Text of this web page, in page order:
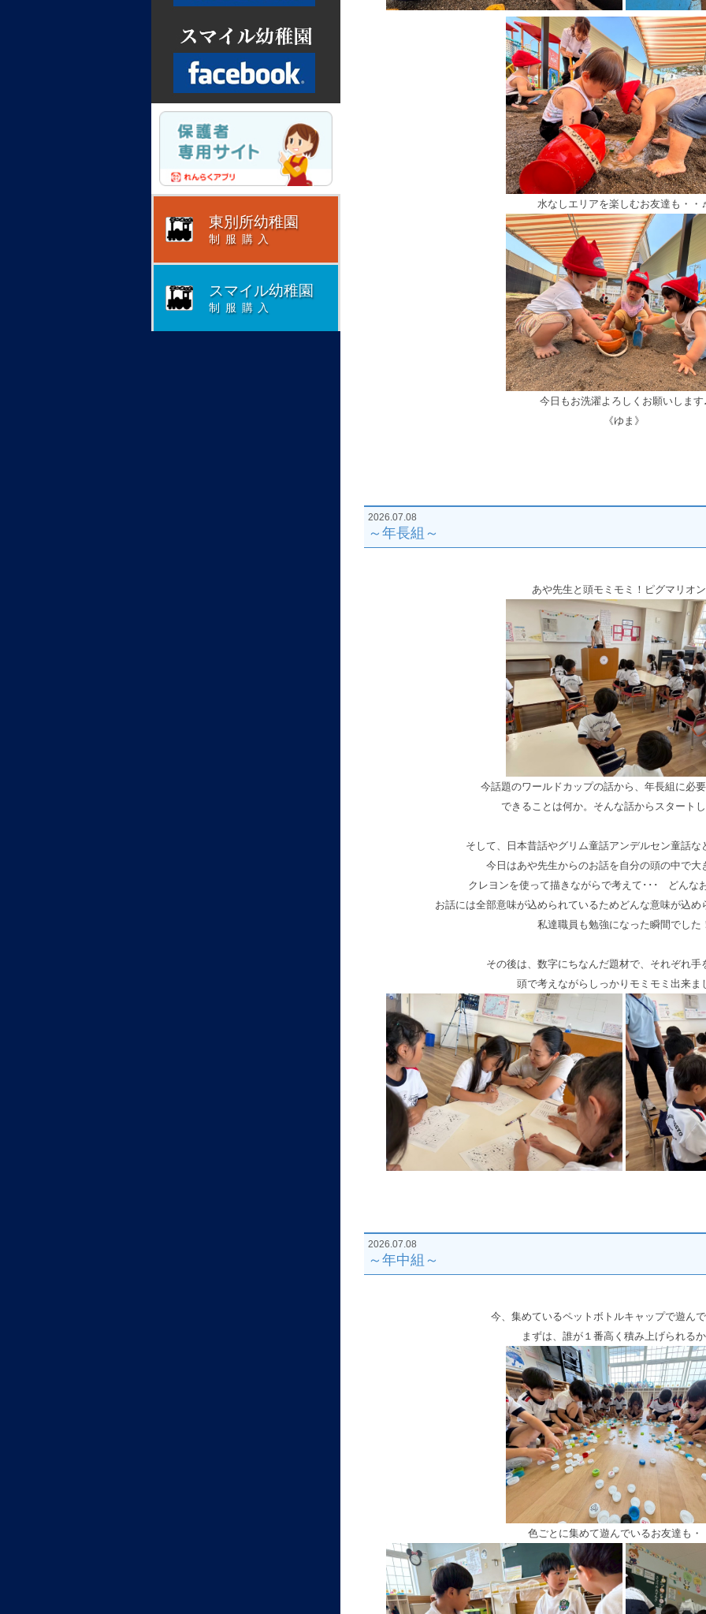
水なしエリアを楽しむお友達も・
今日もお洗濯よろしくお願いします
《ゆま》
2026.07.08
～年長組～
あや先生と頭モミモミ！ピグマリオ
今話題のワールドカップの話から、年長組に必
できることは何か。そんな話からスタート
そして、日本昔話やグリム童話アンデルセン童話な
今日はあや先生からのお話を自分の頭の中で大
クレヨンを使って描きながらで考えて･･･ どんな
お話には全部意味が込められているためどんな意味が込め
私達職員も勉強になった瞬間でした
その後は、数字にちなんだ題材で、それぞれ手
頭で考えながらしっかりモミモミ出来ま
2026.07.08
～年中組～
今、集めているペットボトルキャップで遊ん
まずは、誰が１番高く積み上げられる
色ごとに集めて遊んでいるお友達も・
Facebook
Facebook
東別所幼稚園
制服購入
スマイル幼稚園
制服購入